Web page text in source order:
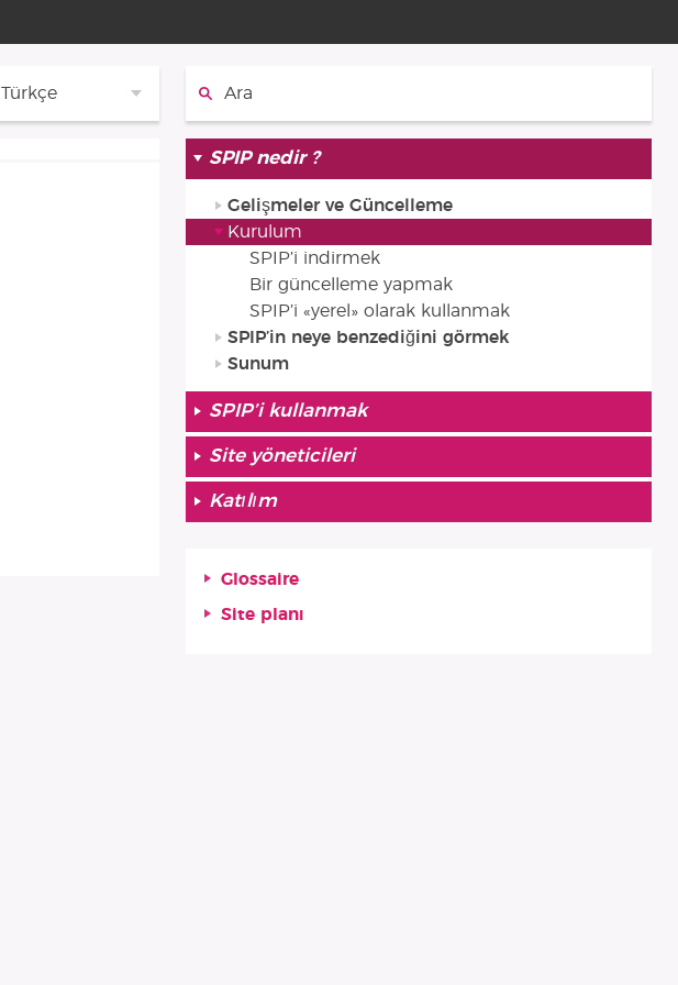
Türkçe
SPIP nedir ?
Gelişmeler ve Güncelleme
Kurulum
SPIP’i indirmek
Bir güncelleme yapmak
SPIP’i «yerel» olarak kullanmak
SPIP’in neye benzediğini görmek
Sunum
SPIP’i kullanmak
Site yöneticileri
Katılım
Glossaire
Site planı